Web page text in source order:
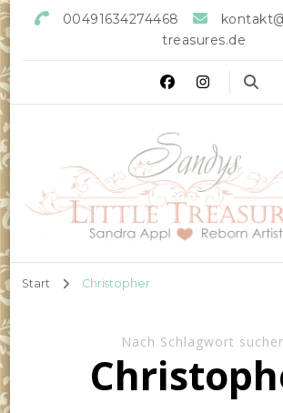
00491634274468
treasures.de
Start Christopher
Nach Schlagwort